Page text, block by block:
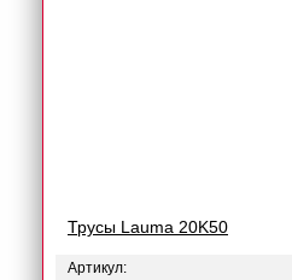
Трусы Lauma 20K50
Артикул: